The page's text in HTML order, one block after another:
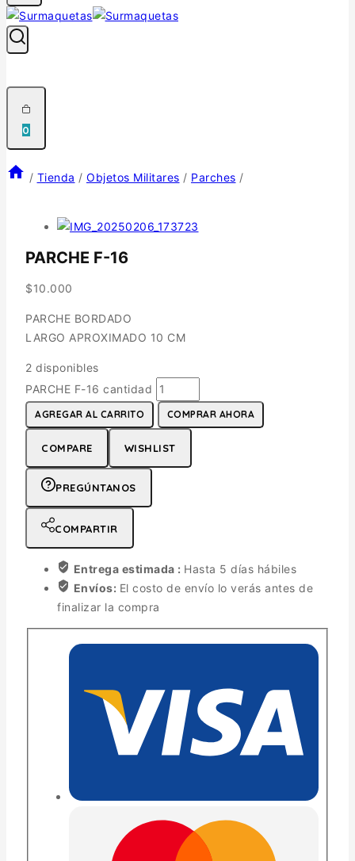
0
/ Tienda / Objetos Militares / Parches /
PARCHE F-16
$10.000
PARCHE BORDADO
LARGO APROXIMADO 10 CM
2 disponibles
PARCHE F-16 cantidad
AGREGAR AL CARRITO COMPRAR AHORA
COMPARE WISHLIST
PREGÚNTANOS
COMPARTIR
Entrega estimada : Hasta 5 días hábiles
Envíos: El costo de envío lo verás antes de
finalizar la compra